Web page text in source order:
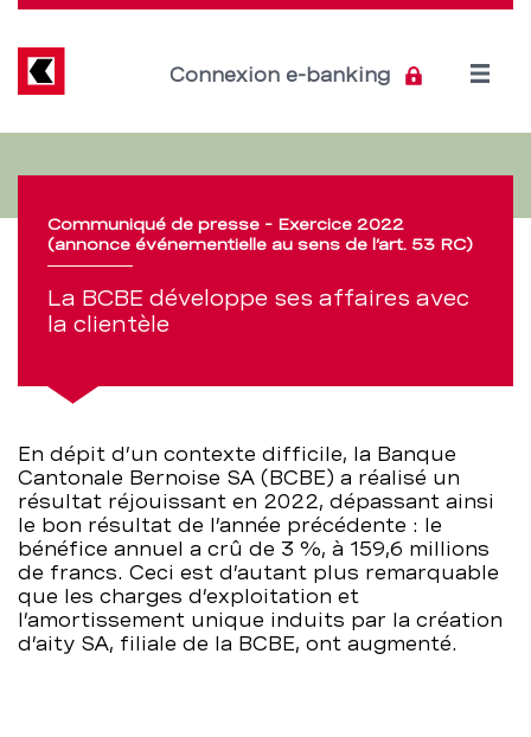
BCBE
développe
ses
avec
la
clientèle
–
BCBE
Direkt
Inhalt
Connexion e-banking
Open
navigation
service
Communiqué de presse - Exercice 2022
(annonce événementielle au sens de l’art. 53 RC)
La BCBE développe ses affaires avec
la clientèle
En dépit d’un contexte difficile, la Banque
Cantonale Bernoise SA (BCBE) a réalisé un
résultat réjouissant en 2022, dépassant ainsi
le bon résultat de l’année précédente : le
bénéfice annuel a crû de 3 %, à 159,6 millions
de francs. Ceci est d’autant plus remarquable
que les charges d’exploitation et
l’amortissement unique induits par la création
d’aity SA, filiale de la BCBE, ont augmenté.